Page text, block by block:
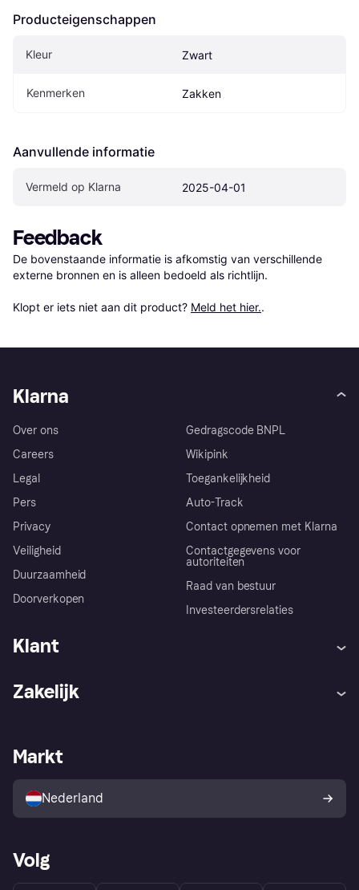
Producteigenschappen
Kleur Zwart
Kenmerken Zakken
Aanvullende informatie
Vermeld op Klarna 2025-04-01
Feedback
De bovenstaande informatie is afkomstig van verschillende
externe bronnen en is alleen bedoeld als richtlijn.
Klopt er iets niet aan dit product? Meld het hier..
Klarna
Over ons
Careers
Legal
Pers
Privacy
Veiligheid
Duurzaamheid
Doorverkopen
Gedragscode BNPL
Wikipink
Toegankelijkheid
Auto-Track
Contact opnemen met Klarna
Contactgegevens voor
autoriteiten
Raad van bestuur
Investeerdersrelaties
Klant
Winkeloverzicht
Kopersbescherming voor
consumenten
Zakelijk
Zakelijke login
Markt
Nederland
Volg